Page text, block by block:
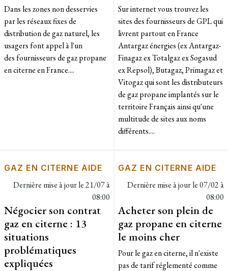
Dans les zones non desservies
par les réseaux fixes de
distribution de gaz naturel, les
usagers font appel à l'un
des fournisseurs de gaz propane
en citerne en France....
Sur internet vous trouvez les
sites des fournisseurs de GPL qui
livrent partout en France
Antargaz énergies (ex Antargaz-
Finagaz ex Totalgaz ex Sogasud
ex Repsol), Butagaz, Primagaz et
Vitogaz qui sont les distributeurs
de gaz propane implantés sur le
territoire Français ainsi qu'une
multitude de sites aux noms
différents....
GAZ EN CITERNE AIDE
Dernière mise à jour le21/07 à
08:00
Négocier son contrat
gaz en citerne : 13
situations
problématiques
expliquées
GAZ EN CITERNE AIDE
Dernière mise à jour le07/02 à
08:00
Acheter son plein de
gaz propane en citerne
le moins cher
Pour le gaz en citerne, il n'existe
pas de tarif réglementé comme